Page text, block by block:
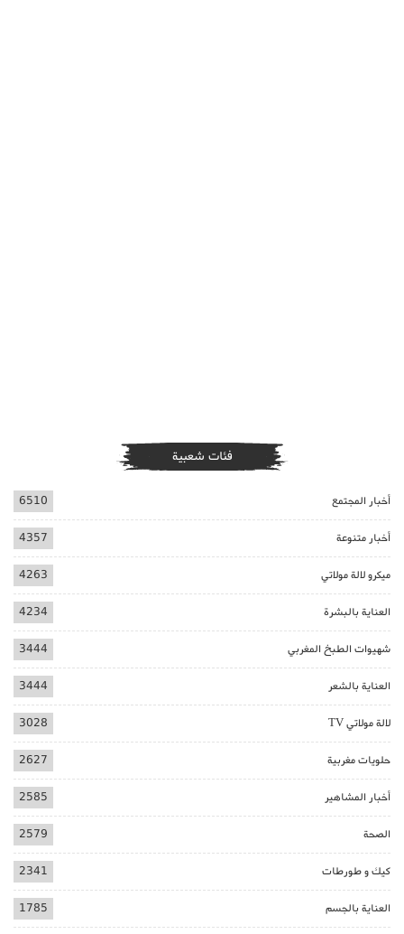
فئات شعبية
أخبار المجتمع 6510
أخبار متنوعة 4357
ميكرو لالة مولاتي 4263
العناية بالبشرة 4234
شهيوات الطبخ المغربي 3444
العناية بالشعر 3444
لالة مولاتي TV 3028
حلويات مغربية 2627
أخبار المشاهير 2585
الصحة 2579
كيك و طورطات 2341
العناية بالجسم 1785